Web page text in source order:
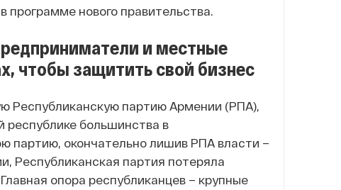
нового правительства.
и местные
чтобы защитить свой бизнес
Республиканскую партию Армении (РПА),
республике большинства в
партию, окончательно лишив РПА власти –
Республиканская партия потеряла
опора республиканцев – крупные